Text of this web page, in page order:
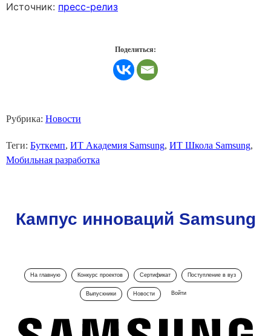
Источник: пресс-релиз
Поделиться:
Рубрика: Новости
Теги: Буткемп, ИТ Академия Samsung, ИТ Школа Samsung,
Мобильная разработка
Кампус инноваций Samsung
На главную Конкурс проектов Сертификат Поступление в вуз
Выпускники Новости Войти